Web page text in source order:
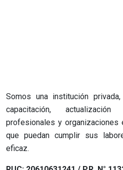
Somos una institución
capacitación,
profesionales y
que puedan cumplir sus
eficaz.